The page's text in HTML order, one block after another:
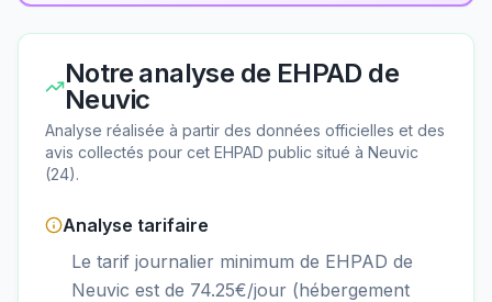
Notre analyse de EHPAD de
Neuvic
Analyse réalisée à partir des données officielles et des
avis collectés pour cet EHPAD public situé à Neuvic
(24).
Analyse tarifaire
Le tarif journalier minimum de EHPAD de
Neuvic est de 74.25€/jour (hébergement